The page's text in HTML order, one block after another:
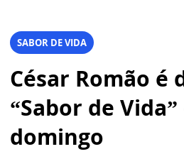
SABOR DE VIDA
César Romão é
“Sabor de
domingo